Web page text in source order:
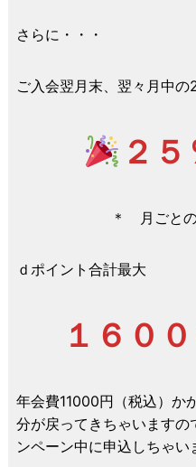
さらに・・・
ご入会翌月末、翌々月中
２
＊ 月ごと
ｄポイント合計最大
１６０
年会費11000円（税込）か
分が戻ってきちゃいますの
ンペーン中に申込しちゃい